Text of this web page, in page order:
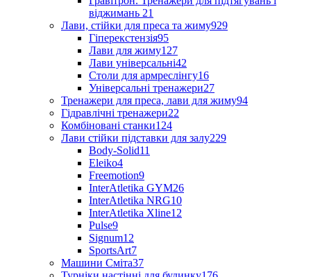
віджимань 21
Лави, стійки для преса та жиму929
Гіперекстензія95
Лави для жиму127
Лави універсальні42
Столи для армреслінгу16
Універсальні тренажери27
Тренажери для преса, лави для жиму94
Гідравлічні тренажери22
Комбіновані станки124
Лави стійки підставки для залу229
Body-Solid11
Eleiko4
Freemotion9
InterAtletika GYM26
InterAtletika NRG10
InterAtletika Xline12
Pulse9
Signum12
SportsArt7
Машини Сміта37